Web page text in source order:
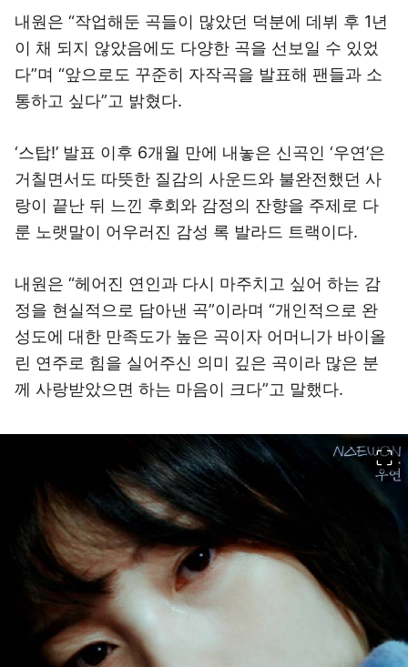
내원은 “작업해둔 곡들이 많았던 덕분에 데뷔 후 1년
이 채 되지 않았음에도 다양한 곡을 선보일 수 있었
다”며 “앞으로도 꾸준히 자작곡을 발표해 팬들과 소
통하고 싶다”고 밝혔다.
‘스탑!’ 발표 이후 6개월 만에 내놓은 신곡인 ‘우연’은
거칠면서도 따뜻한 질감의 사운드와 불완전했던 사
랑이 끝난 뒤 느낀 후회와 감정의 잔향을 주제로 다
룬 노랫말이 어우러진 감성 록 발라드 트랙이다.
내원은 “헤어진 연인과 다시 마주치고 싶어 하는 감
정을 현실적으로 담아낸 곡”이라며 “개인적으로 완
성도에 대한 만족도가 높은 곡이자 어머니가 바이올
린 연주로 힘을 실어주신 의미 깊은 곡이라 많은 분
께 사랑받았으면 하는 마음이 크다”고 말했다.